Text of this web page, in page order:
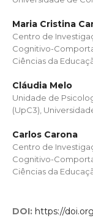
Maria Cristina
Centro de
Cognitivo-
Ciências da
Cláudia Melo
Unidade de
(UpC3),
Carlos Carona
Centro de
Cognitivo-
Ciências da
DOI: https://